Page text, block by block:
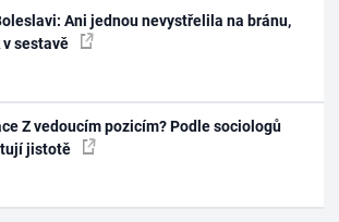
Ani jednou nevystřelila na bránu,
sestavě
Z vedoucím pozicím? Podle sociologů
jistotě